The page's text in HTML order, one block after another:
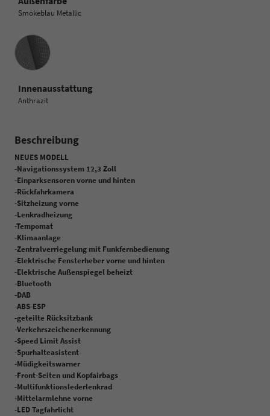
Smokeblau Metallic
Innenausstattung
Innenausstattung
Anthrazit
Beschreibung
NEUES MODELL
-Navigationssystem 12,3 Zoll
-Einparksensoren vorne und hinten
-Rückfahrkamera
-Sitzheizung vorne
-Lenkradheizung
-Tempomat
-Klimaanlage
-Zentralverriegelung mit Funkfernbedienung
-Elektrische Fensterheber vorne und hinten
-Elektrische Außenspiegel beheizt
-Bluetooth
-DAB
-ABS-ESP
-geteilte Rücksitzbank
-Verkehrszeichenerkennung
-Speed Limit Assist
-Spurhalteasistent
-Müdigkeitswarner
-Front-Seiten und Kopfairbags
-Multifunktionslederlenkrad
-Mittelarmlehne vorne
-LED Tagfahrlicht